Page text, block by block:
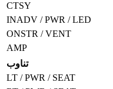
CTSY
INADV / PWR / LED
ONSTR / VENT
AMP
تناوب
LT / PWR / SEAT